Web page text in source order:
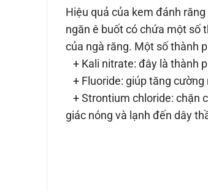
Hiệu quả của kem đánh
ngăn ê buốt có chứa một số
của ngà răng. Một số thành
+ Kali nitrate: đây là thành
+ Fluoride: giúp tăng
+ Strontium chloride: chặn
giác nóng và lạnh đến dây